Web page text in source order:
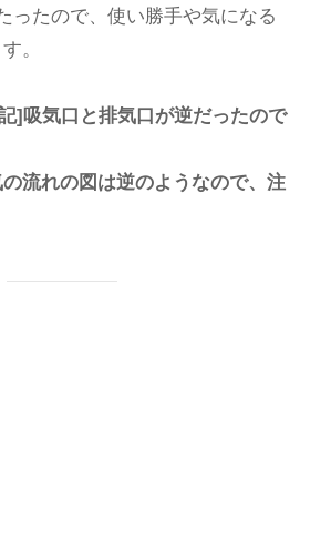
ったので、使い勝手や気になる
。
]吸気口と排気口が逆だったので
流れの図は逆のようなので、注